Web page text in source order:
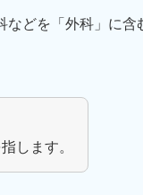
どを「外科」に
します。